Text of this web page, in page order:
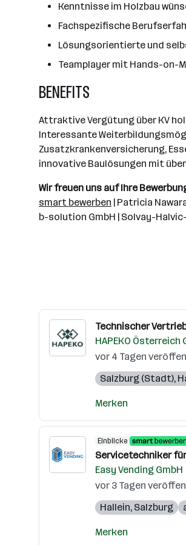
Kenntnisse im Holzbau
Fachspezifische
Lösungsorientierte und
Teamplayer mit Hands-
BENEFITS
Attraktive Vergütung über KV
Interessante
Zusatzkrankenversicherung,
innovative Baulösungen mit
Wir freuen uns auf Ihre
smart bewerben | Patricia
b-solution GmbH | Solvay-
Technischer
HAPEKO Österreich
vor 4 Tagen
Salzburg (Stadt),
Merken
Einblicke
Servicetechniker
Easy Vending GmbH
vor 3 Tagen
Hallein, Salzburg
Merken